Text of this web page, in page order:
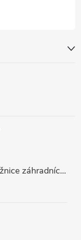
EXTOL PREMIUM 8872105 Nožnice záhradnícke dlhé úzke, 200mm, max. prestrih Ø6mm